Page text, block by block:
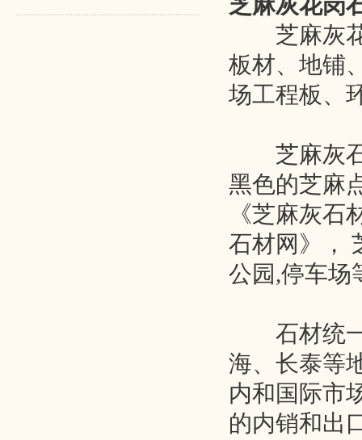
芝麻灰花
板材、地铺
场工程板、
芝麻灰石
黑色的芝麻
《芝麻灰
石材网》，
公园,停车场
石材统一
海、长泰等
内和国际市
的内销和出